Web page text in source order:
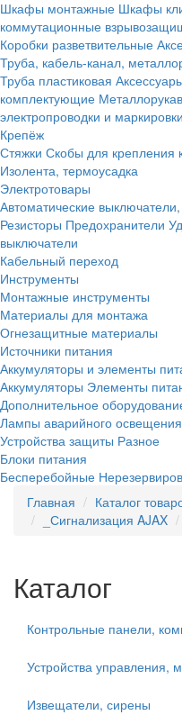
Шкафы монтажные Шкафы
коммутационные
Коробки разветвительные
Труба, кабель-канал,
Труба пластиковая
комплектующие Металлорукав
электропроводки и маркировки
Крепёж
Стяжки Скобы для крепления
Изолента, термоусадка
Электротовары
Автоматические
Резисторы Предохранители
выключатели
Кабельный переход
Инструменты
Монтажные инструменты
Материалы для монтажа
Огнезащитные материалы
Источники питания
Аккумуляторы и элементы
Аккумуляторы Элементы
Дополнительное
Лампы аварийного освещения
Устройства защиты Разное
Блоки питания
Бесперебойные
Главная
Каталог
_Сигнализация AJAX
Каталог
Контрольные панели,
Устройства управления,
Извещатели, сирены